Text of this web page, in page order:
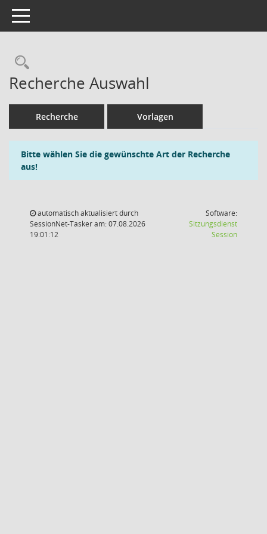
Toggle navigation
Rechercheauswahl
Recherche Auswahl
Recherche Vorlagen
Bitte wählen Sie die gewünschte Art der Recherche
aus!
automatisch aktualisiert durch
SessionNet-Tasker am: 07.08.2026
19:01:12
Software:
Sitzungsdienst
Session(Wird in